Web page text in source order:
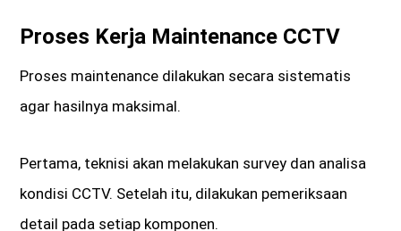
Proses Kerja Maintenance CCTV
Proses maintenance dilakukan secara sistematis
agar hasilnya maksimal.
Pertama, teknisi akan melakukan survey dan analisa
kondisi CCTV. Setelah itu, dilakukan pemeriksaan
detail pada setiap komponen.